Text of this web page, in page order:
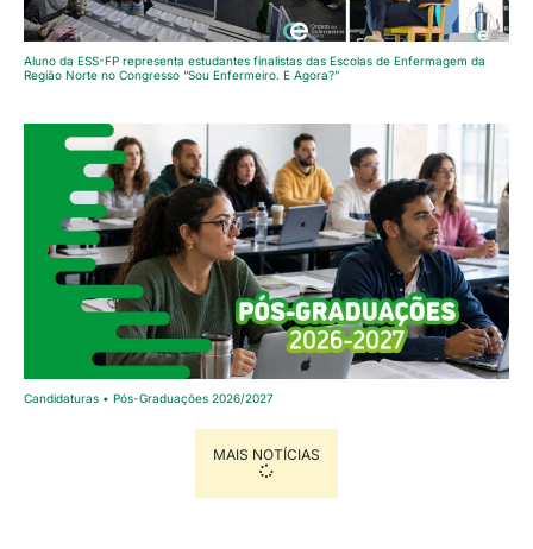
Aluno da ESS-FP representa estudantes finalistas das Escolas de Enfermagem da
Região Norte no Congresso “Sou Enfermeiro. E Agora?”
Candidaturas • Pós-Graduações 2026/2027
MAIS NOTÍCIAS